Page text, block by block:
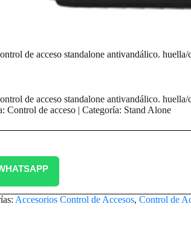
de acceso standalone antivandálico.
de acceso standalone antivandálico.
Control de acceso | Categoría: Stand Alone
Accesorios Control de Accesos, Control de